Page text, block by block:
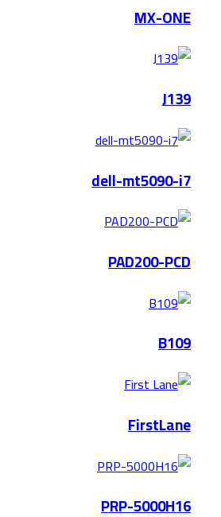
MX-ONE
J139
dell-mt5090-i7
PAD200-PCD
B109
FirstLane
PRP-5000H16